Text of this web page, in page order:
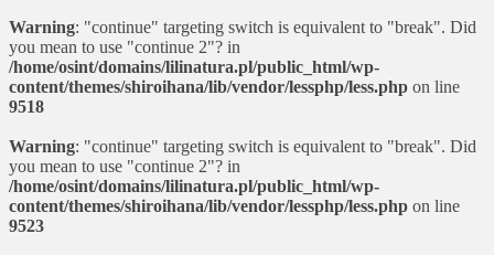
Warning: "continue" targeting switch is equivalent to "break". Did
you mean to use "continue 2"? in
/home/osint/domains/lilinatura.pl/public_html/wp-
content/themes/shiroihana/lib/vendor/lessphp/less.php on line
9518
Warning: "continue" targeting switch is equivalent to "break". Did
you mean to use "continue 2"? in
/home/osint/domains/lilinatura.pl/public_html/wp-
content/themes/shiroihana/lib/vendor/lessphp/less.php on line
9523